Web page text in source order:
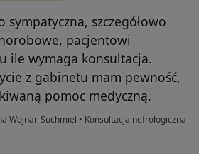
szczegółowo
pacjentowi
ile wymaga konsultacja.
z gabinetu mam pewność,
pomoc medyczną.
Wojnar-Suchmiel • Konsultacja nefrologiczna